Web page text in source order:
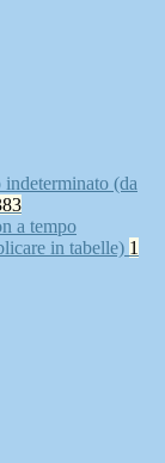
indeterminato (da
a tempo
in tabelle) 1